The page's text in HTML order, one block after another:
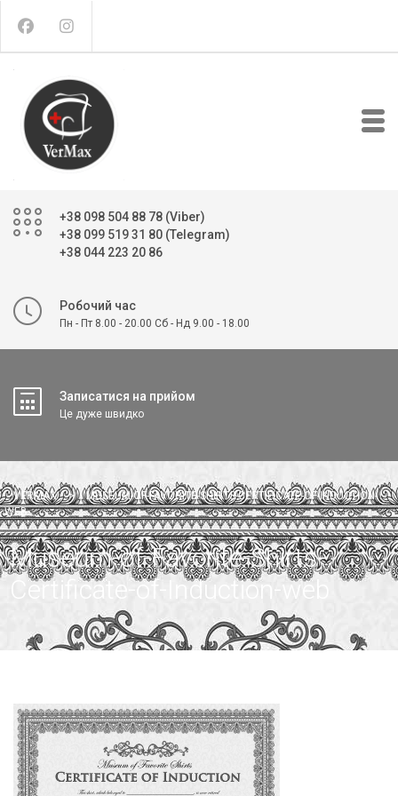
+38 098 504 88 78 (Viber)
+38 099 519 31 80 (Telegram)
+38 044 223 20 86
Робочий час
Пн - Пт 8.00 - 20.00 Сб - Нд 9.00 - 18.00
Записатися на прийом
Це дуже швидко
VERMAX >
MUSEUM-OF-FAVORITE-SHIRTS-CERTIFICATE-OF-INDUCTION-
WEB
Museum-of-Favorite-Shirts-
Certificate-of-Induction-web